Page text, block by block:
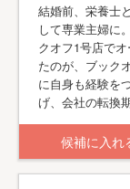
結婚前、栄養士
して専業主婦に
クオフ1号店で
たのが、ブック
に自身も経験を
げ、会社の転換
候補に入れ